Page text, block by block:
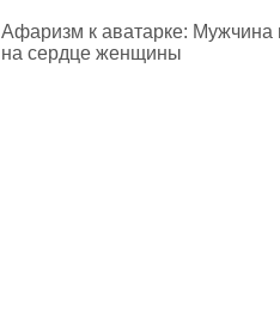
Афаризм к аватарке: Мужчина
на сердце женщины